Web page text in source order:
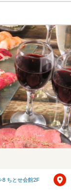
8 ちとせ会館2F